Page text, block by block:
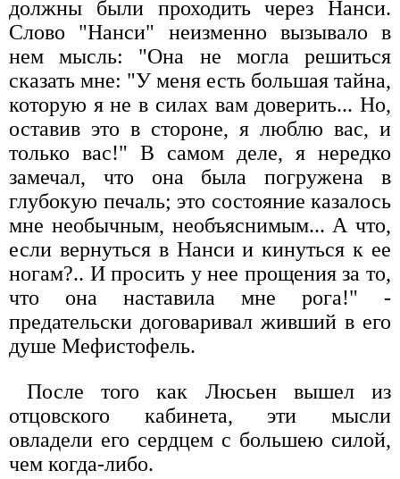
должны были проходить через Нанси.
Слово "Нанси" неизменно вызывало в
нем мысль: "Она не могла решиться
сказать мне: "У меня есть большая тайна,
которую я не в силах вам доверить... Но,
оставив это в стороне, я люблю вас, и
только вас!" В самом деле, я нередко
замечал, что она была погружена в
глубокую печаль; это состояние казалось
мне необычным, необъяснимым... А что,
если вернуться в Нанси и кинуться к ее
ногам?.. И просить у нее прощения за то,
что она наставила мне рога!" -
предательски договаривал живший в его
душе Мефистофель.
После того как Люсьен вышел из
отцовского кабинета, эти мысли
овладели его сердцем с большею силой,
чем когда-либо.